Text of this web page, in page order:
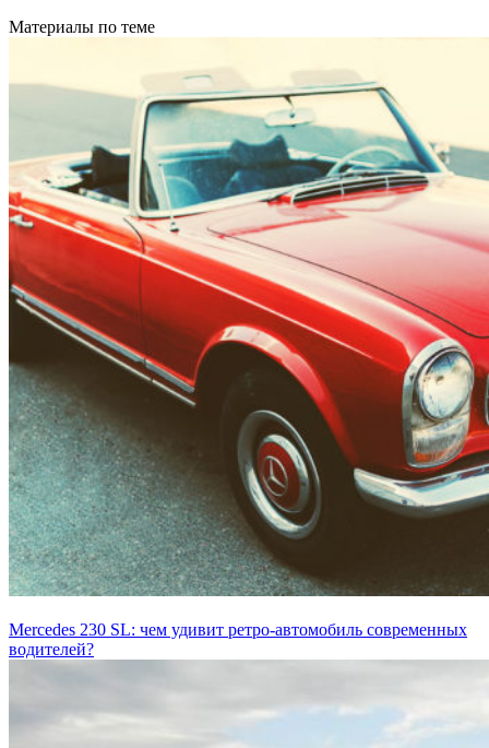
Материалы по теме
Mercedes 230 SL: чем удивит ретро-автомобиль современных
водителей?